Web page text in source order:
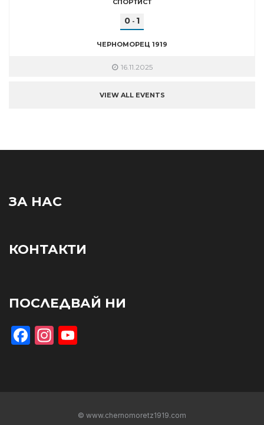
СПОРТИСТ
0 - 1
ЧЕРНОМОРЕЦ 1919
16.11.2025
VIEW ALL EVENTS
ЗА НАС
КОНТАКТИ
ПОСЛЕДВАЙ НИ
Facebook
Instagram
© www.chernomoretz1919.com